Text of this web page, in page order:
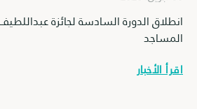
الدورة السادسة لجائزة عبداللطيف